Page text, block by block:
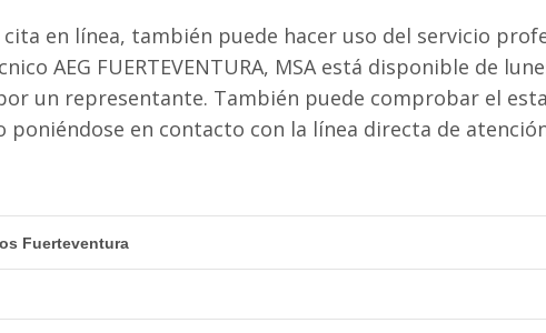
en línea, también puede hacer uso del servicio
AEG FUERTEVENTURA, MSA está disponible de
un representante. También puede comprobar el
poniéndose en contacto con la línea directa de
Fuerteventura